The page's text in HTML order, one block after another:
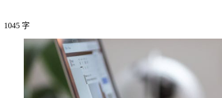
1045 字